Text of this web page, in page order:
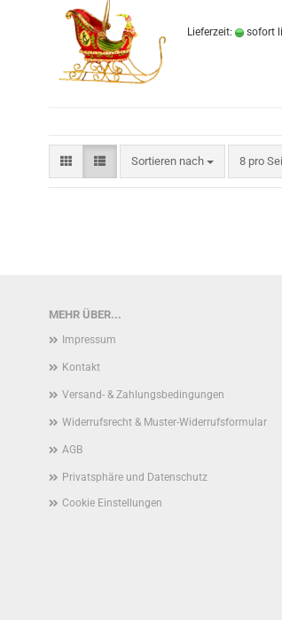
Lieferzeit: sofort
Sortieren nach
Sortieren nach 8 pro
pro Seite
MEHR ÜBER...
Impressum
Kontakt
Versand- & Zahlungsbedingungen
Widerrufsrecht & Muster-Widerrufsformular
AGB
Privatsphäre und Datenschutz
Cookie Einstellungen